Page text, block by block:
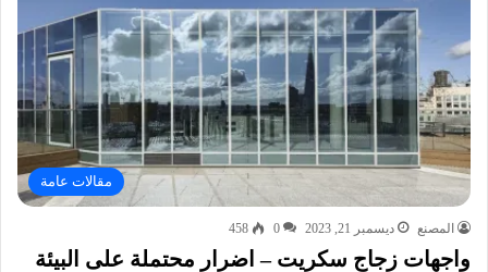
مقالات عامة
المصنع ديسمبر 21, 2023 0
458
واجهات زجاج سكريت – اضرار محتملة على البيئة